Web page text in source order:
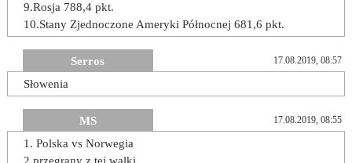
9.Rosja 788,4 pkt.
10.Stany Zjednoczone Ameryki Północnej 681,6 pkt.
Serros 17.08.2019, 08:57
Słowenia
MS 17.08.2019, 08:55
1. Polska vs Norwegia